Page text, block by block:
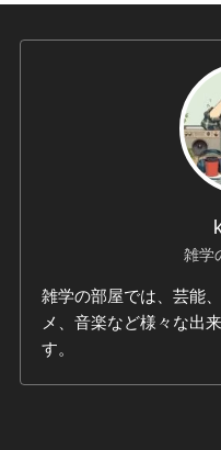
雑学
雑学の部屋では、芸能
メ、音楽など様々な出
す。